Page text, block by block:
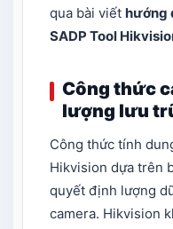
qua bài viết hướng
SADP Tool
Công thức
lượng lưu
Công thức tính
Hikvision dựa trên
quyết định lượng
camera. Hikvision